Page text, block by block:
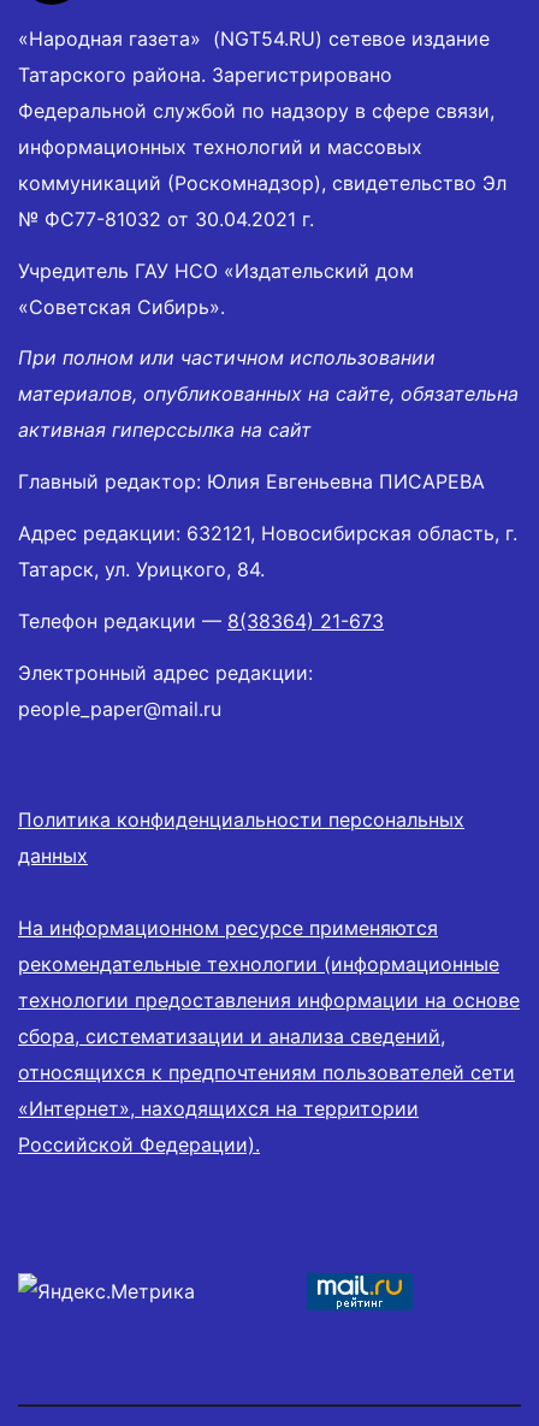
«Народная газета» (NGT54.RU) сетевое издание
Татарского района. Зарегистрировано
Федеральной службой по надзору в сфере связи,
информационных технологий и массовых
коммуникаций (Роскомнадзор), свидетельство Эл
№ ФС77-81032 от 30.04.2021 г.
Учредитель ГАУ НСО «Издательский дом
«Советская Сибирь».
При полном или частичном использовании
материалов, опубликованных на сайте, обязательна
активная гиперссылка на сайт
Главный редактор: Юлия Евгеньевна ПИСАРЕВА
Адрес редакции: 632121, Новосибирская область, г.
Татарск, ул. Урицкого, 84.
Телефон редакции — 8(38364) 21-673
Электронный адрес редакции:
people_paper@mail.ru
Политика конфиденциальности персональных
данных
На информационном ресурсе применяются
рекомендательные технологии (информационные
технологии предоставления информации на основе
сбора, систематизации и анализа сведений,
относящихся к предпочтениям пользователей сети
«Интернет», находящихся на территории
Российской Федерации).